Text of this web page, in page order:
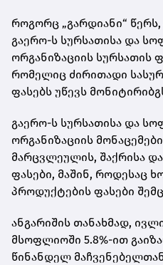
როგორც „გარდიანი“ წერს,
გაერო-ს სურსათისა და
ორგანიზაციის სურსათის
რომელიც ძირითადი
ფასებს უწევს
გაერო-ს სურსათისა და
ორგანიზაციის
მარცვლეულის, შაქრისა
ფასები, მაშინ, როდესაც
პროდუქტების ფასები
ანგარიშის თანახმად,
მსოფლიოში 5.8%-ით
წინანდელ